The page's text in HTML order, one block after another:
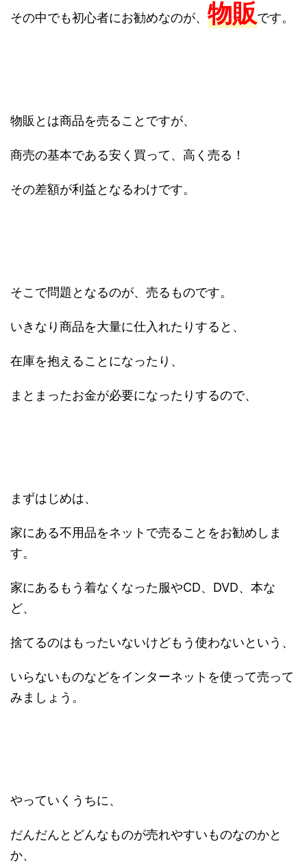
その中でも初心者にお勧めなのが、 物販です。
物販とは商品を売ることですが、
商売の基本である安く買って、高く売る！
その差額が利益となるわけです。
そこで問題となるのが、売るものです。
いきなり商品を大量に仕入れたりすると、
在庫を抱えることになったり、
まとまったお金が必要になったりするので、
まずはじめは、
家にある不用品をネットで売ることをお勧めしま
す。
家にあるもう着なくなった服やCD、DVD、本な
ど、
捨てるのはもったいないけどもう使わないという、
いらないものなどをインターネットを使って売って
みましょう。
やっていくうちに、
だんだんとどんなものが売れやすいものなのかと
か、